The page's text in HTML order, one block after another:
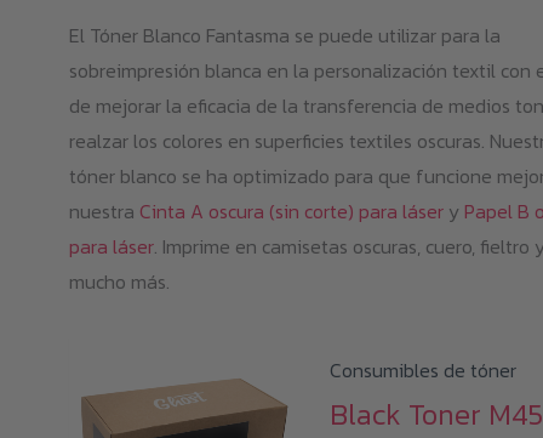
El Tóner Blanco Fantasma se puede utilizar para la
sobreimpresión blanca en la personalización textil con
de mejorar la eficacia de la transferencia de medios
realzar los colores en superficies textiles oscuras.
tóner blanco se ha optimizado para que funcione
nuestra Cinta A oscura (sin corte) para lásery Papel B
para láser. Imprime en camisetas oscuras, cuero, fieltro
mucho más.
Consumibles de tóner
Black Toner